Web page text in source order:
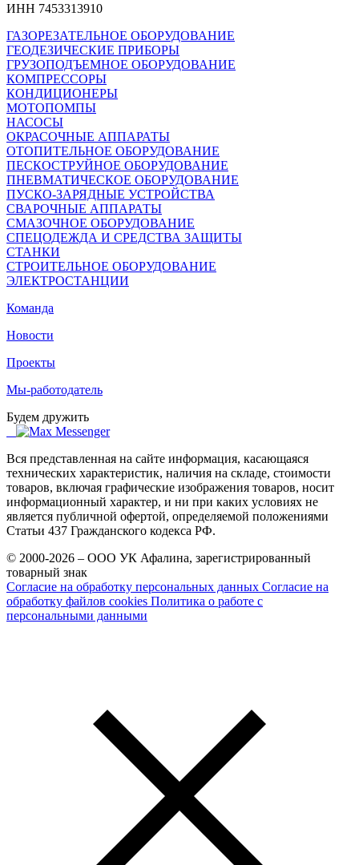
ИНН 7453313910
ГАЗОРЕЗАТЕЛЬНОЕ ОБОРУДОВАНИЕ
ГЕОДЕЗИЧЕСКИЕ ПРИБОРЫ
ГРУЗОПОДЪЕМНОЕ ОБОРУДОВАНИЕ
КОМПРЕССОРЫ
КОНДИЦИОНЕРЫ
МОТОПОМПЫ
НАСОСЫ
ОКРАСОЧНЫЕ АППАРАТЫ
ОТОПИТЕЛЬНОЕ ОБОРУДОВАНИЕ
ПЕСКОСТРУЙНОЕ ОБОРУДОВАНИЕ
ПНЕВМАТИЧЕСКОЕ ОБОРУДОВАНИЕ
ПУСКО-ЗАРЯДНЫЕ УСТРОЙСТВА
СВАРОЧНЫЕ АППАРАТЫ
СМАЗОЧНОЕ ОБОРУДОВАНИЕ
СПЕЦОДЕЖДА И СРЕДСТВА ЗАЩИТЫ
СТАНКИ
СТРОИТЕЛЬНОЕ ОБОРУДОВАНИЕ
ЭЛЕКТРОСТАНЦИИ
Команда
Новости
Проекты
Мы-работодатель
Будем дружить
Вся представленная на сайте информация, касающаяся
технических характеристик, наличия на складе, стоимости
товаров, включая графические изображения товаров, носит
информационный характер, и ни при каких условиях не
является публичной офертой, определяемой положениями
Статьи 437 Гражданского кодекса РФ.
© 2000-2026 – ООО УК Афалина, зарегистрированный
товарный знак
Согласие на обработку персональных данных Согласие на
обработку файлов cookies Политика о работе с
персональными данными